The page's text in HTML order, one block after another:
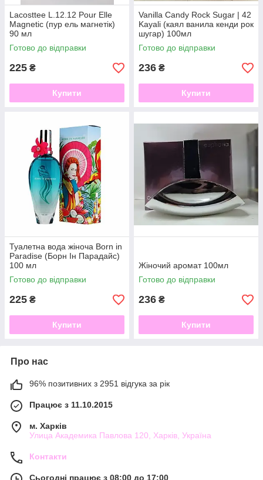
Lacosttee L.12.12 Pour Elle
Magnetic (пур ель магнетік)
90 мл
Готово до відправки
225 ₴
Купити
Vanilla Candy Rock Sugar | 42
Kayali (каял ванила кенди рок
шугар) 100мл
Готово до відправки
236 ₴
Купити
Туалетна вода жіноча Born in
Paradise (Борн Ін Парадайс)
100 мл
Готово до відправки
225 ₴
Купити
Жіночий аромат 100мл
Готово до відправки
236 ₴
Купити
Про нас
96% позитивних з 2951 відгука за рік
Працює з 11.10.2015
м. Харків
Улица Академика Павлова 120, Харків, Україна
Контакти
Сьогодні працює з 08:00 до 17:00